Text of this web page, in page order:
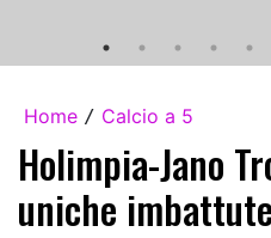
Home / Calcio a 5
Holimpia-Jano
uniche